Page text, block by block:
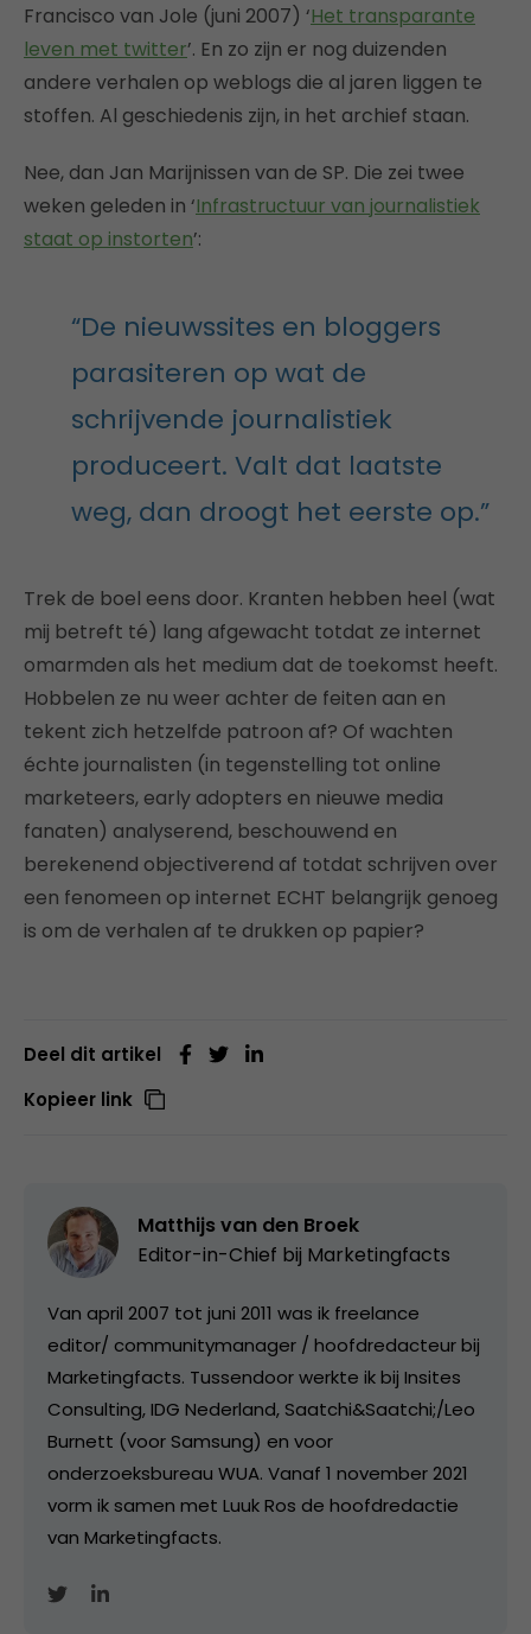
Francisco van Jole (juni 2007) ‘Het transparante
leven met twitter’. En zo zijn er nog duizenden
andere verhalen op weblogs die al jaren liggen te
stoffen. Al geschiedenis zijn, in het archief staan.
Nee, dan Jan Marijnissen van de SP. Die zei twee
weken geleden in ‘Infrastructuur van journalistiek
staat op instorten’:
“De nieuwssites en bloggers
parasiteren op wat de
schrijvende journalistiek
produceert. Valt dat laatste
weg, dan droogt het eerste op.”
Trek de boel eens door. Kranten hebben heel (wat
mij betreft té) lang afgewacht totdat ze internet
omarmden als het medium dat de toekomst heeft.
Hobbelen ze nu weer achter de feiten aan en
tekent zich hetzelfde patroon af? Of wachten
échte journalisten (in tegenstelling tot online
marketeers, early adopters en nieuwe media
fanaten) analyserend, beschouwend en
berekenend objectiverend af totdat schrijven over
een fenomeen op internet ECHT belangrijk genoeg
is om de verhalen af te drukken op papier?
Deel dit artikel
Kopieer link
Matthijs van den Broek
Editor-in-Chief bij Marketingfacts
Van april 2007 tot juni 2011 was ik freelance
editor/ communitymanager / hoofdredacteur bij
Marketingfacts. Tussendoor werkte ik bij Insites
Consulting, IDG Nederland, Saatchi&Saatchi;/Leo
Burnett (voor Samsung) en voor
onderzoeksbureau WUA. Vanaf 1 november 2021
vorm ik samen met Luuk Ros de hoofdredactie
van Marketingfacts.